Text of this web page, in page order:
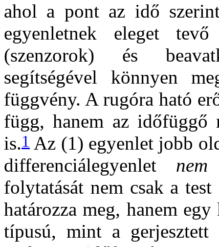
ahol a pont az idő
egyenletnek eleget tevő
(szenzorok) és
segítségével könnyen
függvény. A rugóra ható
függ, hanem az időfüggő
is.1 Az (1) egyenlet jobb
differenciálegyenlet nem
folytatását nem csak a
határozza meg, hanem
típusú, mint a